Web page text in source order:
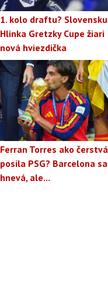
1. kolo draftu?
Hlinka Gretzky Cupe žiari
nová hviezdička
Ferran Torres ako čerstvá
posila PSG? Barcelona sa
hnevá, ale...